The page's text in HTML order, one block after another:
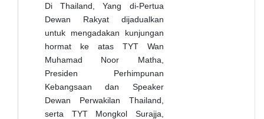
Di Thailand, Yang di-Pertua
Dewan Rakyat dijadualkan
untuk mengadakan kunjungan
hormat ke atas TYT Wan
Muhamad Noor Matha,
Presiden Perhimpunan
Kebangsaan dan Speaker
Dewan Perwakilan Thailand,
serta TYT Mongkol Surajja,